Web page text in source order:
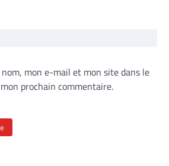
mon e-mail et mon site dans le
prochain commentaire.